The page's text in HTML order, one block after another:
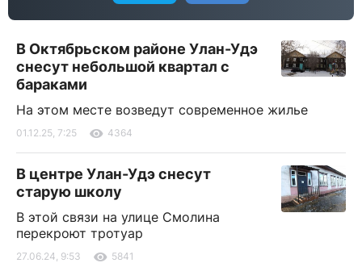
В Октябрьском районе Улан-Удэ
снесут небольшой квартал с
бараками
На этом месте возведут современное жилье
01.12.25, 7:25 4364
В центре Улан-Удэ снесут
старую школу
В этой связи на улице Смолина
перекроют тротуар
27.06.24, 9:53 5841